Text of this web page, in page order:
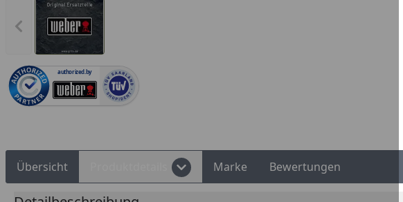
Vorheriges Bild anzeigen
authorized.by
Übersicht Marke Bewertungen